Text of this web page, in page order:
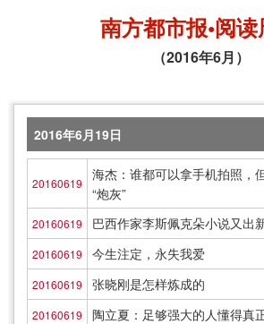
南方都市报•阅
（2016年6月）
2016年6月19日
20160619
海杰：谁都可以拿手机拍照，
“炮灰”
20160619 巴西作家李斯佩克朵小说又出
20160619 今生注定，永失我爱
20160619 张晓刚是怎样炼成的
20160619 陶立夏：足够强大的人懂得真